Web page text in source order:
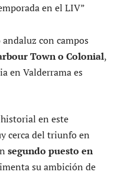
en el LIV”
con campos
Town o Colonial,
en Valderrama es
en este
cerca del triunfo en
segundo puesto en
su ambición de